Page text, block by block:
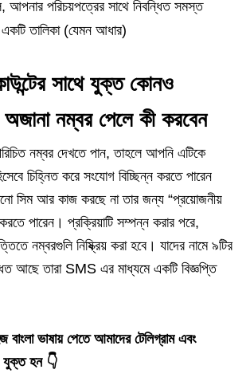
আপনার পরিচয়পত্রের সাথে নিবন্ধিত সমস্ত
তালিকা (যেমন আধার)
সাথে যুক্ত কোনও
অজানা নম্বর পেলে কী করবেন
নম্বর দেখতে পান, তাহলে আপনি এটিকে
চিহ্নিত করে সংযোগ বিচ্ছিন্ন করতে পারেন
সিম আর কাজ করছে না তার জন্য “প্রয়োজনীয়
পারেন। প্রক্রিয়াটি সম্পন্ন করার পরে,
নম্বরগুলি নিষ্ক্রিয় করা হবে। যাদের নামে ৯টির
আছে তারা SMS এর মাধ্যমে একটি বিজ্ঞপ্তি
ভাষায় পেতে আমাদের টেলিগ্রাম এবং
যুক্ত হন 👇